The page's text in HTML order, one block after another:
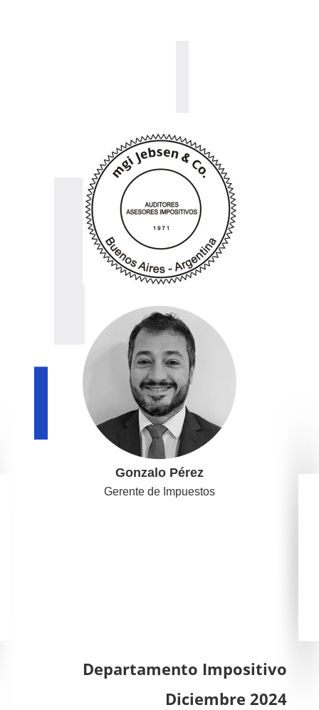
Gonzalo Pérez
Gerente de Impuestos
Departamento Impositivo
Diciembre 2024